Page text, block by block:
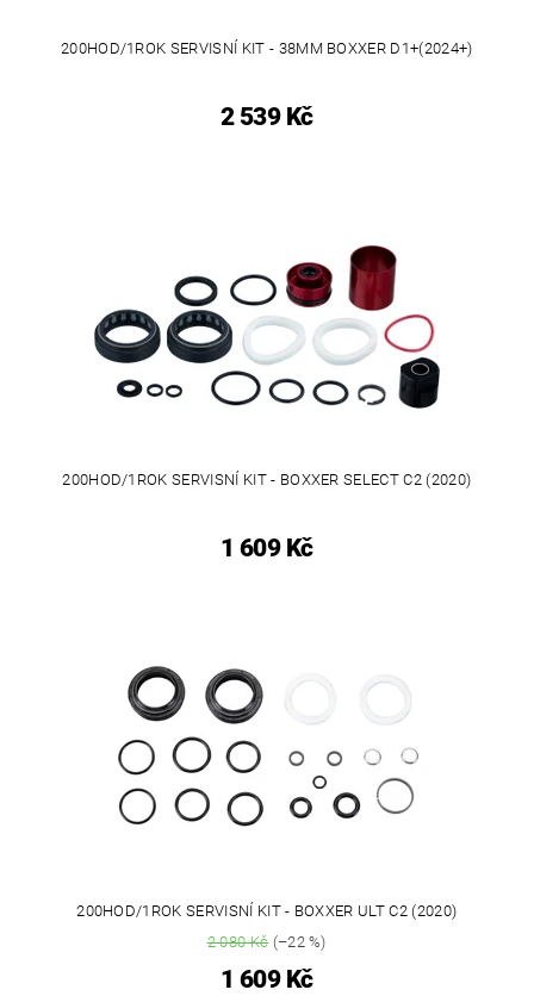
200HOD/1ROK SERVISNÍ KIT - 38MM BOXXER D1+(2024+)
2 539 Kč
200HOD/1ROK SERVISNÍ KIT - BOXXER SELECT C2 (2020)
1 609 Kč
200HOD/1ROK SERVISNÍ KIT - BOXXER ULT C2 (2020)
2 080 Kč(–22 %)
1 609 Kč